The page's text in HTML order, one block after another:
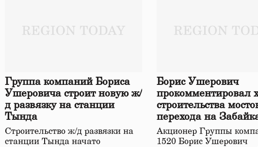
Группа компаний Бориса
Ушеровича строит новую ж/
д развязку на станции
Тында
Строительство ж/д развязки на
станции Тында начато
Борис Ушерович
прокомментировал
строительства
перехода на
железной дороге
Акционер Группы
1520 Борис Ушерович